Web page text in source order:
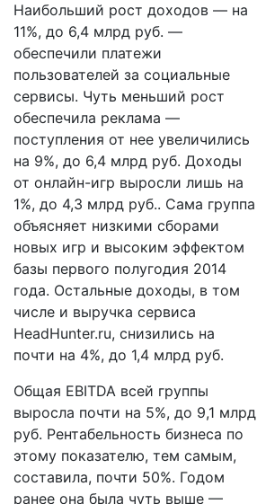
Наибольший рост доходов — на
11%, до 6,4 млрд руб. —
обеспечили платежи
пользователей за социальные
сервисы. Чуть меньший рост
обеспечила реклама —
поступления от нее увеличились
на 9%, до 6,4 млрд руб. Доходы
от онлайн-игр выросли лишь на
1%, до 4,3 млрд руб.. Сама группа
объясняет низкими сборами
новых игр и высоким эффектом
базы первого полугодия 2014
года. Остальные доходы, в том
числе и выручка сервиса
HeadHunter.ru, снизились на
почти на 4%, до 1,4 млрд руб.
Общая EBITDA всей группы
выросла почти на 5%, до 9,1 млрд
руб. Рентабельность бизнеса по
этому показателю, тем самым,
составила, почти 50%. Годом
ранее она была чуть выше —